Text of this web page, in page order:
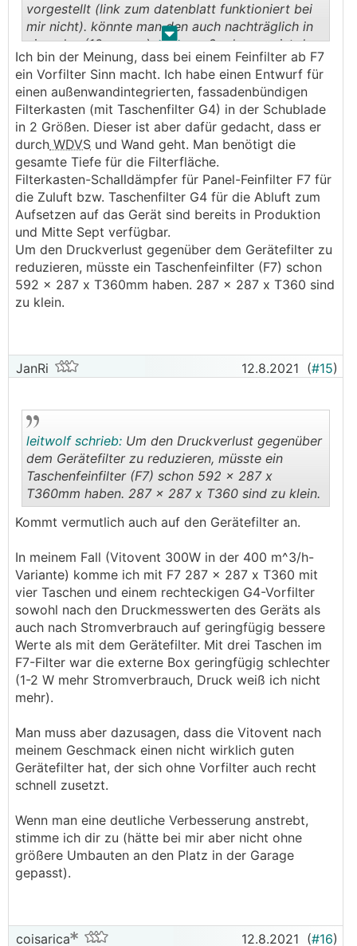
. .
vorgestellt (link zum datenblatt funktioniert bei
mir nicht). könnte man den auch nachträglich in
ein wdvs (16cm xps) einbauen? oder was ist da
überhaupt bzgl. vorfilterung state of the art?
Ich bin der Meinung, dass bei einem Feinfilter ab F7
ein Vorfilter Sinn macht. Ich habe einen Entwurf für
einen außenwandintegrierten, fassadenbündigen
Filterkasten (mit Taschenfilter G4) in der Schublade
in 2 Größen. Dieser ist aber dafür gedacht, dass er
durch WDVS und Wand geht. Man benötigt die
gesamte Tiefe für die Filterfläche.
Filterkasten-Schalldämpfer für Panel-Feinfilter F7 für
die Zuluft bzw. Taschenfilter G4 für die Abluft zum
Aufsetzen auf das Gerät sind bereits in Produktion
und Mitte Sept verfügbar.
Um den Druckverlust gegenüber dem Gerätefilter zu
reduzieren, müsste ein Taschenfeinfilter (F7) schon
592 x 287 x T360mm haben. 287 x 287 x T360 sind
zu klein.
JanRi 12.8.2021 (#15)
..
leitwolf schrieb: Um den Druckverlust gegenüber
dem Gerätefilter zu reduzieren, müsste ein
Taschenfeinfilter (F7) schon 592 x 287 x
T360mm haben. 287 x 287 x T360 sind zu klein.
Kommt vermutlich auch auf den Gerätefilter an.
In meinem Fall (Vitovent 300W in der 400 m^3/h-
Variante) komme ich mit F7 287 x 287 x T360 mit
vier Taschen und einem rechteckigen G4-Vorfilter
sowohl nach den Druckmesswerten des Geräts als
auch nach Stromverbrauch auf geringfügig bessere
Werte als mit dem Gerätefilter. Mit drei Taschen im
F7-Filter war die externe Box geringfügig schlechter
(1-2 W mehr Stromverbrauch, Druck weiß ich nicht
mehr).
Man muss aber dazusagen, dass die Vitovent nach
meinem Geschmack einen nicht wirklich guten
Gerätefilter hat, der sich ohne Vorfilter auch recht
schnell zusetzt.
Wenn man eine deutliche Verbesserung anstrebt,
stimme ich dir zu (hätte bei mir aber nicht ohne
größere Umbauten an den Platz in der Garage
gepasst).
coisarica 12.8.2021 (#16)